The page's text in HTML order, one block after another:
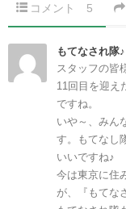
コメント 5
もてなされ隊
スタッフの皆
11回目を迎え
ですね。
いや～、みん
す。もてなし
いいですね♪
今は東京に住
が、『もてな